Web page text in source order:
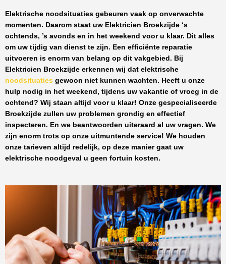
Elektrische noodsituaties gebeuren vaak op onverwachte
momenten. Daarom staat uw Elektricien Broekzijde ‘s
ochtends, ’s avonds en in het weekend voor u klaar. Dit alles
om uw tijdig van dienst te zijn. Een efficiënte reparatie
uitvoeren is enorm van belang op dit vakgebied. Bij
Elektricien Broekzijde erkennen wij dat elektrische
noodsituaties gewoon niet kunnen wachten. Heeft u onze
hulp nodig in het weekend, tijdens uw vakantie of vroeg in de
ochtend? Wij staan altijd voor u klaar! Onze gespecialiseerde
Broekzijde zullen uw problemen grondig en effectief
inspecteren. En we beantwoorden uiteraard al uw vragen. We
zijn enorm trots op onze uitmuntende service! We houden
onze tarieven altijd redelijk, op deze manier gaat uw
elektrische noodgeval u geen fortuin kosten.